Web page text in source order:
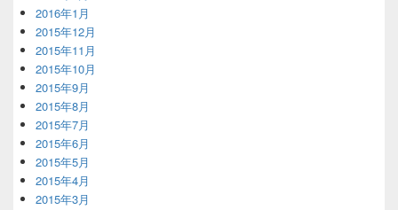
2016年1月
2015年12月
2015年11月
2015年10月
2015年9月
2015年8月
2015年7月
2015年6月
2015年5月
2015年4月
2015年3月